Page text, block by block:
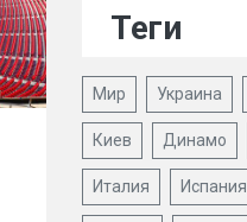
Теги
Мир Украина
Киев Динамо
Италия Испания